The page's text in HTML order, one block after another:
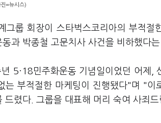
=뉴시스)
그룹 회장이 스타벅스코리아의 부적절
과 박종철 고문치사 사건을 비하했다
5·18민주화운동 기념일이었던 어제,
는 부적절한 마케팅이 진행됐다"며 "이
렸다. 그룹을 대표해 머리 숙여 사죄드